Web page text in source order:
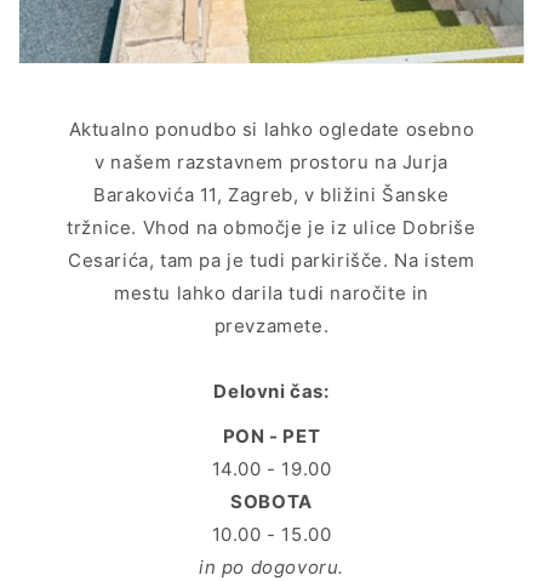
Aktualno ponudbo si lahko ogledate osebno
v našem razstavnem prostoru na Jurja
Barakovića 11, Zagreb, v bližini Šanske
tržnice. Vhod na območje je iz ulice Dobriše
Cesarića, tam pa je tudi parkirišče. Na istem
mestu lahko darila tudi naročite in
prevzamete.
Delovni čas:
PON - PET
14.00 - 19.00
SOBOTA
10.00 - 15.00
in po dogovoru.